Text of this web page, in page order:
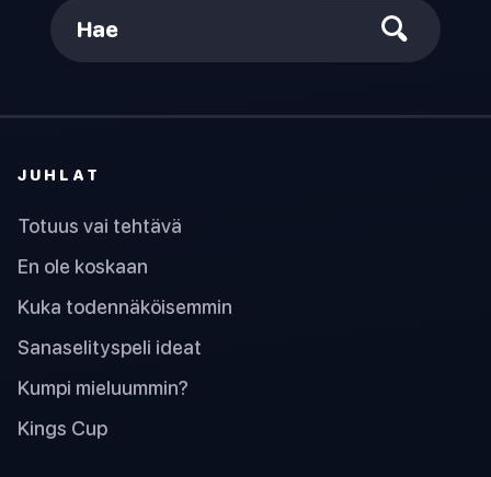
Hae
JUHLAT
Totuus vai tehtävä
En ole koskaan
Kuka todennäköisemmin
Sanaselityspeli ideat
Kumpi mieluummin?
Kings Cup